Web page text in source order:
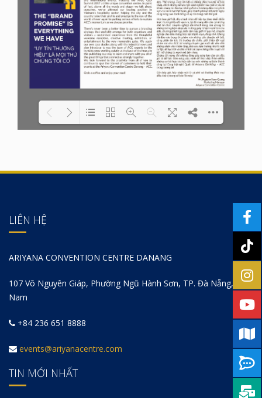
LIÊN HỆ
ARIYANA CONVENTION CENTRE DANANG
107 Võ Nguyên Giáp, Phường Ngũ Hành Sơn, TP. Đà Nẵng, Việt
Nam
+84 236 651 8888
events@ariyanacentre.com
TIN MỚI NHẤT